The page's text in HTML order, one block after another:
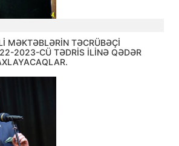
MƏKTƏBLƏRİN TƏCRÜBƏÇİ
2023-CÜ TƏDRİS İLİNƏ QƏDƏR